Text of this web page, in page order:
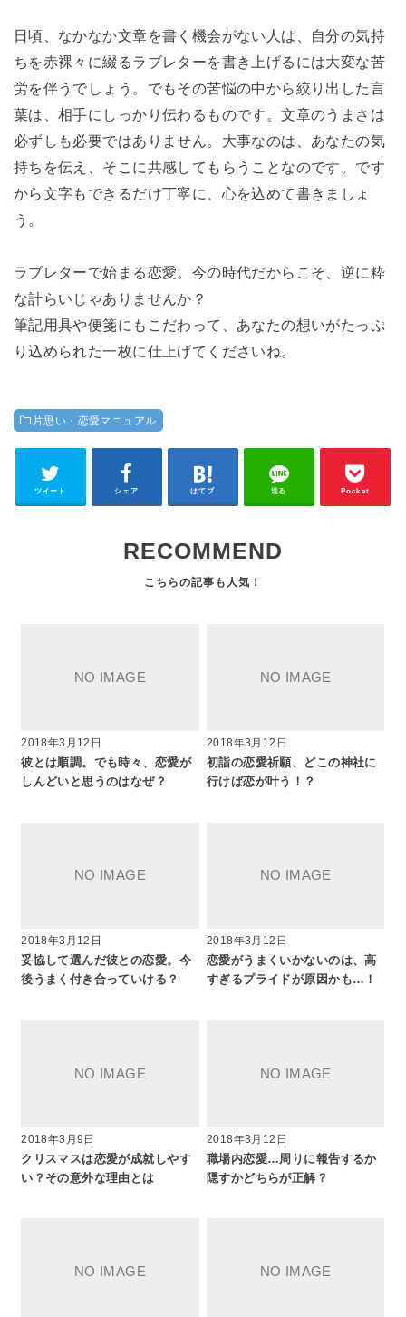
日頃、なかなか文章を書く機会がない人は、自分の気持
ちを赤裸々に綴るラブレターを書き上げるには大変な苦
労を伴うでしょう。でもその苦悩の中から絞り出した言
葉は、相手にしっかり伝わるものです。文章のうまさは
必ずしも必要ではありません。大事なのは、あなたの気
持ちを伝え、そこに共感してもらうことなのです。です
から文字もできるだけ丁寧に、心を込めて書きましょ
う。
ラブレターで始まる恋愛。今の時代だからこそ、逆に粋
な計らいじゃありませんか？
筆記用具や便箋にもこだわって、あなたの想いがたっぷ
り込められた一枚に仕上げてくださいね。
片思い・恋愛マニュアル
ツイート シェア はてブ 送る Pocket
RECOMMEND
2018年3月12日
彼とは順調。でも時々、恋愛が
しんどいと思うのはなぜ？
2018年3月12日
初詣の恋愛祈願、どこの神社に
行けば恋が叶う！？
2018年3月12日
妥協して選んだ彼との恋愛。今
後うまく付き合っていける？
2018年3月12日
恋愛がうまくいかないのは、高
すぎるプライドが原因かも…！
2018年3月9日
クリスマスは恋愛が成就しやす
い？その意外な理由とは
2018年3月12日
職場内恋愛…周りに報告するか
隠すかどちらが正解？